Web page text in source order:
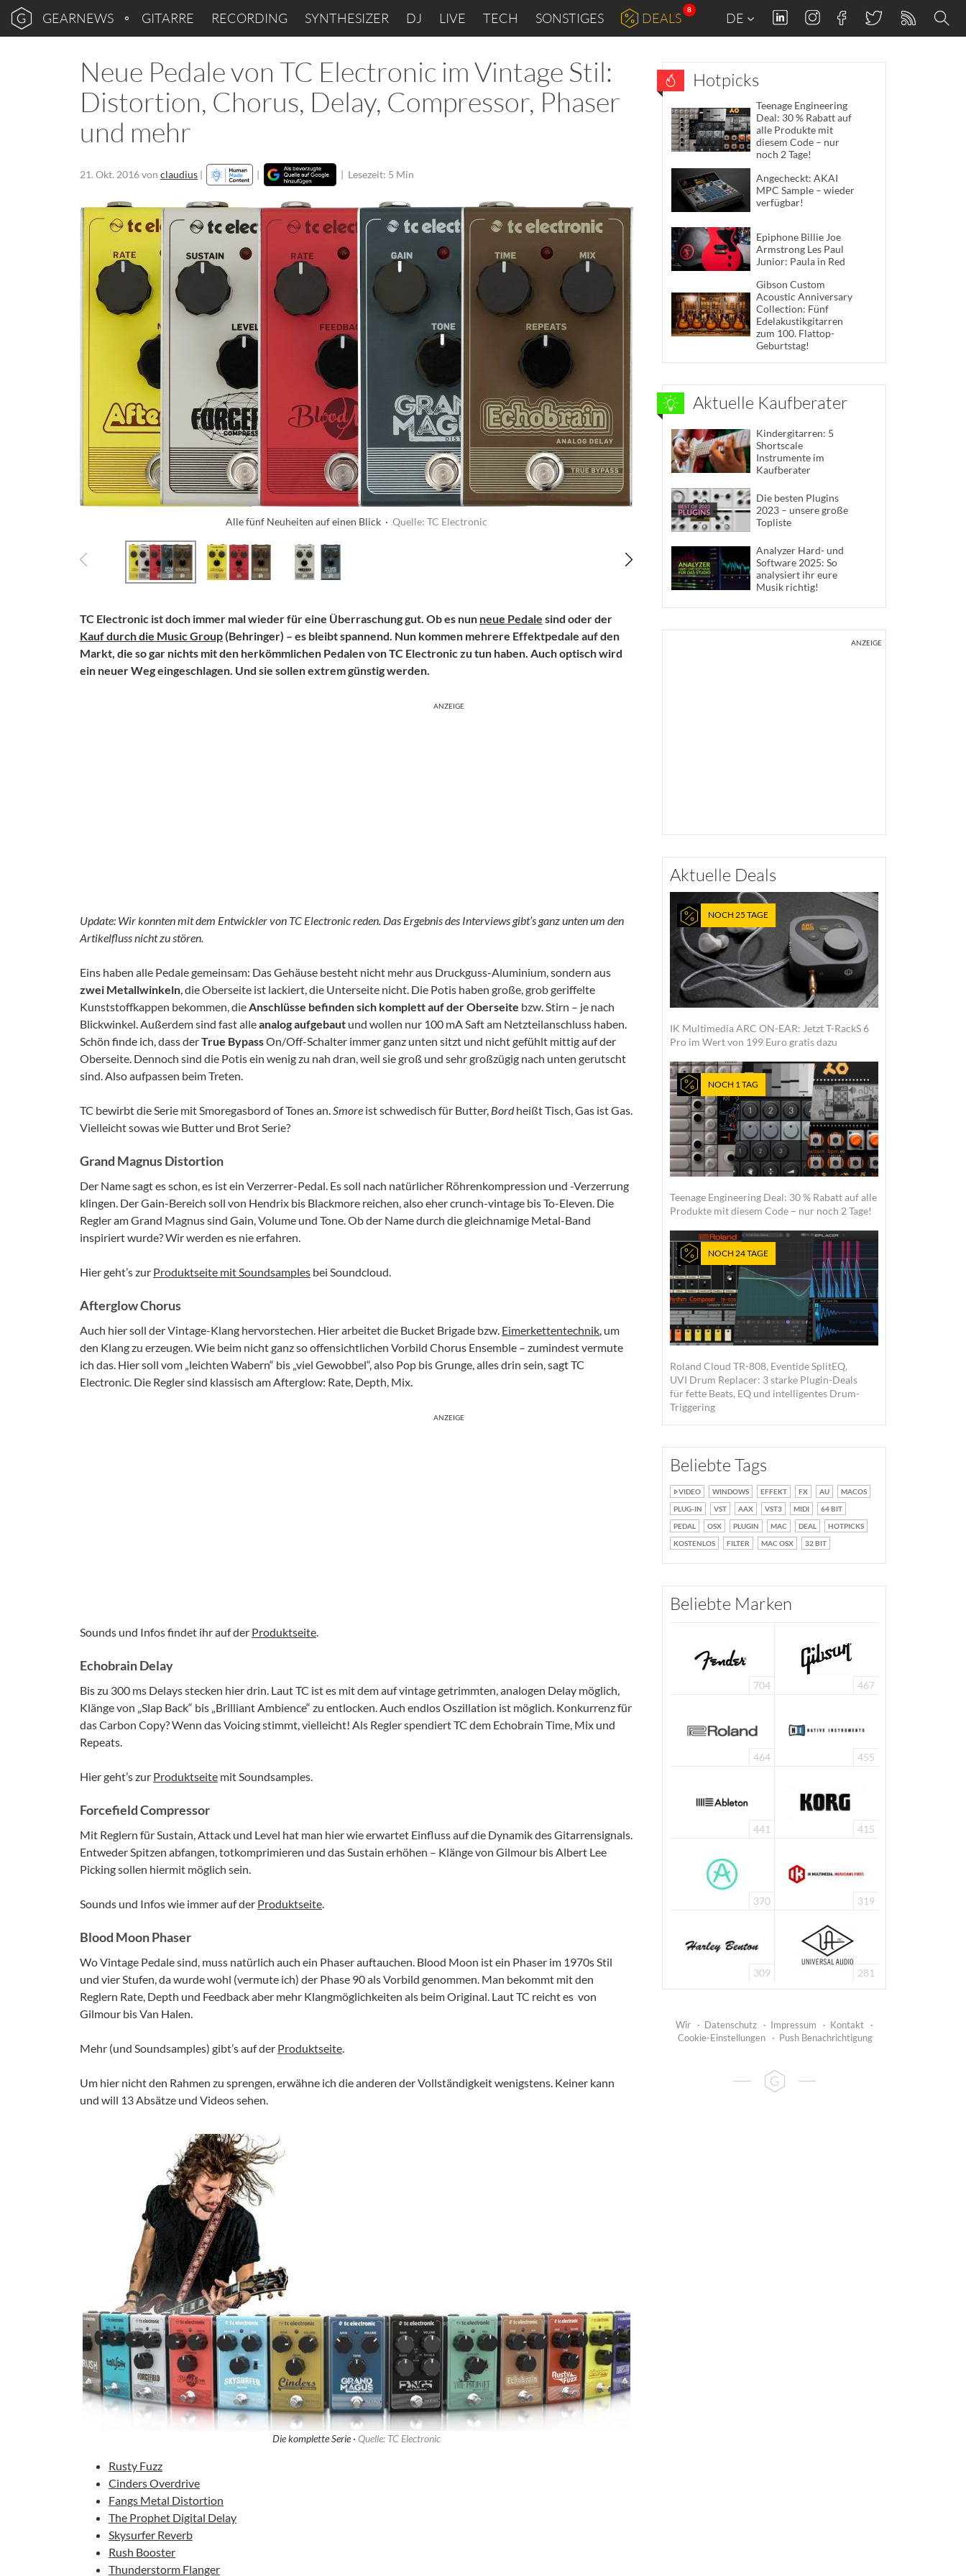
GEARNEWS GITARRE RECORDING SYNTHESIZER DJ LIVE TECH SONSTIGES DEALS
8
DE
Neue Pedale von TC Electronic im Vintage Stil:
Distortion, Chorus, Delay, Compressor, Phaser
und mehr
21. Okt. 2016von claudius | | | Lesezeit: 5 Min
Alle fünf Neuheiten auf einen Blick · Quelle: TC Electronic
TC Electronic ist doch immer mal wieder für eine Überraschung gut. Ob es nun neue Pedale sind oder der
Kauf durch die Music Group(Behringer) – es bleibt spannend. Nun kommen mehrere Effektpedale auf den
Markt, die so gar nichts mit den herkömmlichen Pedalen von TC Electronic zu tun haben. Auch optisch wird
ein neuer Weg eingeschlagen. Und sie sollen extrem günstig werden.
ANZEIGE
Update: Wir konnten mit dem Entwickler von TC Electronic reden. Das Ergebnis des Interviews gibt’s ganz unten um den
Artikelfluss nicht zu stören.
Eins haben alle Pedale gemeinsam: Das Gehäuse besteht nicht mehr aus Druckguss-Aluminium, sondern aus
zwei Metallwinkeln , die Oberseite ist lackiert, die Unterseite nicht. Die Potis haben große, grob geriffelte
Kunststoffkappen bekommen, die Anschlüsse befinden sich komplett auf der Oberseite bzw. Stirn – je nach
Blickwinkel. Außerdem sind fast alleanalog aufgebaut und wollen nur 100 mA Saft am Netzteilanschluss haben.
Schön finde ich, dass derTrue BypassOn/Off-Schalter immer ganz unten sitzt und nicht gefühlt mittig auf der
Oberseite. Dennoch sind die Potis ein wenig zu nah dran, weil sie groß und sehr großzügig nach unten gerutscht
sind. Also aufpassen beim Treten.
TC bewirbt die Serie mit Smoregasbord of Tones an. Smore ist schwedisch für Butter, Bordheißt Tisch, Gas ist Gas.
Vielleicht sowas wie Butter und Brot Serie?
Grand Magnus Distortion
Der Name sagt es schon, es ist ein Verzerrer-Pedal. Es soll nach natürlicher Röhrenkompression und -Verzerrung
klingen. Der Gain-Bereich soll von Hendrix bis Blackmore reichen, also eher crunch-vintage bis To-Eleven. Die
Regler am Grand Magnus sind Gain, Volume und Tone. Ob der Name durch die gleichnamige Metal-Band
inspiriert wurde? Wir werden es nie erfahren.
Hier geht’s zur Produktseite mit Soundsamples bei Soundcloud.
Afterglow Chorus
Auch hier soll der Vintage-Klang hervorstechen. Hier arbeitet die Bucket Brigade bzw. Eimerkettentechnik , um
den Klang zu erzeugen. Wie beim nicht ganz so offensichtlichen Vorbild Chorus Ensemble – zumindest vermute
ich das. Hier soll vom „leichten Wabern“ bis „viel Gewobbel“, also Pop bis Grunge, alles drin sein, sagt TC
Electronic. Die Regler sind klassisch am Afterglow: Rate, Depth, Mix.
ANZEIGE
Sounds und Infos findet ihr auf der Produktseite
Echobrain Delay
Bis zu 300 ms Delays stecken hier drin. Laut TC ist es mit dem auf vintage getrimmten, analogen Delay möglich,
Klänge von „Slap Back“ bis „Brilliant Ambience“ zu entlocken. Auch endlos Oszillation ist möglich. Konkurrenz für
das Carbon Copy? Wenn das Voicing stimmt, vielleicht! Als Regler spendiert TC dem Echobrain Time, Mix und
Repeats.
Hier geht’s zur Produktseite mit Soundsamples.
Forcefield Compressor
Mit Reglern für Sustain, Attack und Level hat man hier wie erwartet Einfluss auf die Dynamik des Gitarrensignals.
Entweder Spitzen abfangen, totkomprimieren und das Sustain erhöhen – Klänge von Gilmour bis Albert Lee
Picking sollen hiermit möglich sein.
Sounds und Infos wie immer auf der Produktseite
Blood Moon Phaser
Wo Vintage Pedale sind, muss natürlich auch ein Phaser auftauchen. Blood Moon ist ein Phaser im 1970s Stil
und vier Stufen, da wurde wohl (vermute ich) der Phase 90 als Vorbild genommen. Man bekommt mit den
Reglern Rate, Depth und Feedback aber mehr Klangmöglichkeiten als beim Original. Laut TC reicht es von
Gilmour bis Van Halen.
Mehr (und Soundsamples) gibt’s auf der Produktseite
Um hier nicht den Rahmen zu sprengen, erwähne ich die anderen der Vollständigkeit wenigstens. Keiner kann
und will 13 Absätze und Videos sehen.
Die komplette Serie · Quelle: TC Electronic
Rusty Fuzz
Cinders Overdrive
Fangs Metal Distortion
The Prophet Digital Delay
Skysurfer Reverb
Rush Booster
Thunderstorm Flanger
Hotpicks
Teenage Engineering
Deal: 30 % Rabatt auf
alle Produkte mit
diesem Code – nur
noch 2 Tage!
Angecheckt: AKAI
MPC Sample – wieder
verfügbar!
Epiphone Billie Joe
Armstrong Les Paul
Junior: Paula in Red
Gibson Custom
Acoustic Anniversary
Collection: Fünf
Edelakustikgitarren
zum 100. Flattop-
Geburtstag!
Aktuelle Kaufberater
Kindergitarren: 5
Shortscale
Instrumente im
Kaufberater
Die besten Plugins
2023 – unsere große
Topliste
Analyzer Hard- und
Software 2025: So
analysiert ihr eure
Musik richtig!
ANZEIGE
Aktuelle Deals
NOCH 25 TAGE
IK Multimedia ARC ON-EAR: Jetzt T-RackS 6
Pro im Wert von 199 Euro gratis dazu
NOCH 1 TAG
Teenage Engineering Deal: 30 % Rabatt auf alle
Produkte mit diesem Code – nur noch 2 Tage!
NOCH 24 TAGE
Roland Cloud TR-808, Eventide SplitEQ,
UVI Drum Replacer: 3 starke Plugin-Deals
für fette Beats, EQ und intelligentes Drum-
Triggering
Beliebte Tags
VIDEO WINDOWS EFFEKT FX AU
MACOS
PLUG-IN
VST AAX VST3 MIDI
64 BIT
PEDAL
OSX PLUGIN MAC DEAL
HOTPICKS
KOSTENLOS
FILTER MAC OSX 32 BIT
Beliebte Marken
704 467
464 455
441 415
370 319
309 281
Wir · Datenschutz · Impressum · Kontakt
·
Cookie-Einstellungen
· Push Benachrichtigung